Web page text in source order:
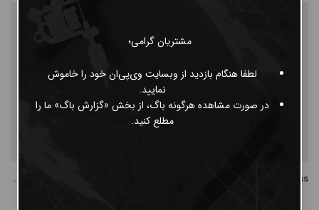
مشتریان گرامی؛
لطفا هنگام بازدید از وبسایت وی‌پی‌ان خود را خاموش
نمایید.
در صورت مشاهده هرگونه باگ، از بخش «گزارش باگ» ما را
مطلع کنید.
Inkjecta Flite Nano Elite Black Stealth